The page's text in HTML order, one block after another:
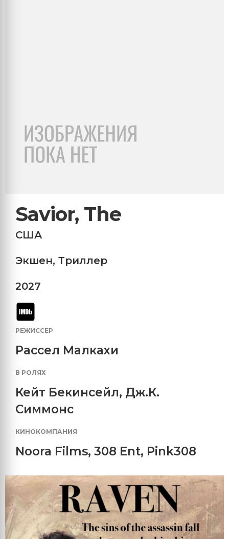
Savior, The
США
Экшен, Триллер
2027
РЕЖИССЕР
Рассел Малкахи
В РОЛЯХ
Кейт Бекинсейл, Дж.К.
Симмонс
КИНОКОМПАНИЯ
Noora Films, 308 Ent, Pink308